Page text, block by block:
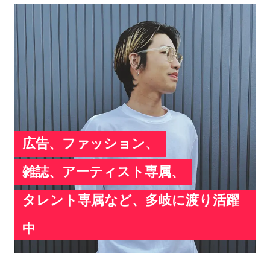
広告、ファッション、
雑誌、アーティスト専属、
タレント専属など、多岐に渡り活躍
中